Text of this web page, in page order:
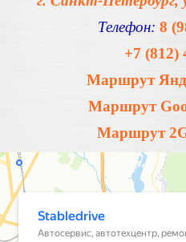
Телефон: 8
+7 (812)
Маршрут
Маршрут
Маршрут